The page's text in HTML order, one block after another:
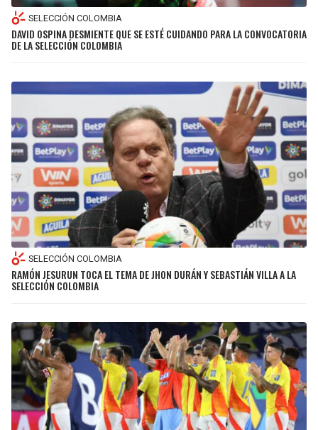
SELECCIÓN COLOMBIA
DAVID OSPINA DESMIENTE QUE SE ESTÉ CUIDANDO PARA LA CONVOCATORIA
DE LA SELECCIÓN COLOMBIA
SELECCIÓN COLOMBIA
RAMÓN JESURUN TOCA EL TEMA DE JHON DURÁN Y SEBASTIÁN VILLA A LA
SELECCIÓN COLOMBIA